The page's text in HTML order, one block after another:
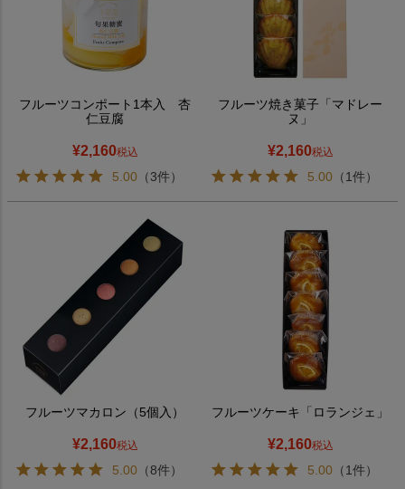
フルーツコンポート1本入 杏
仁豆腐
¥2,160税込
5.00 （3件）
フルーツ焼き菓子「マドレー
ヌ」
¥2,160税込
5.00 （1件）
フルーツマカロン（5個入）
¥2,160税込
5.00 （8件）
フルーツケーキ「ロランジェ」
¥2,160税込
5.00 （1件）